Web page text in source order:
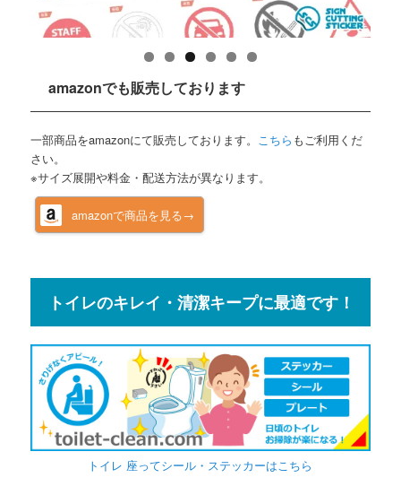
amazonでも販売しております
一部商品をamazonにて販売しております。 こちら もご利用くだ
さい。
※サイズ展開や料金・配送方法が異なります。
amazonで商品を見る→
トイレのキレイ・清潔キープに最適です！
トイレ 座ってシール・ステッカーはこちら